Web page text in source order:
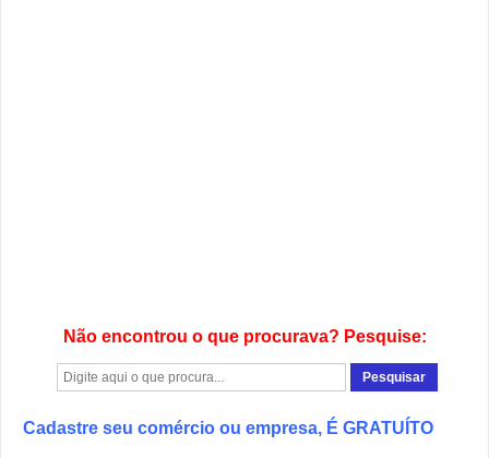
Não encontrou o que procurava? Pesquise:
Cadastre seu comércio ou empresa, É GRATUÍTO